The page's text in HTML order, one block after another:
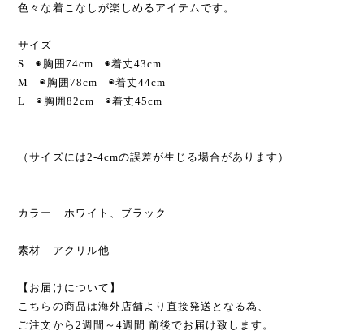
色々な着こなしが楽しめるアイテムです。
サイズ
S ◉胸囲74cm ◉着丈43cm
M ◉胸囲78cm ◉着丈44cm
L ◉胸囲82cm ◉着丈45cm
（サイズには2-4cmの誤差が生じる場合があります）
カラー ホワイト、ブラック
素材 アクリル他
【お届けについて】
こちらの商品は海外店舗より直接発送となる為、
ご注文から2週間～4週間 前後でお届け致します。